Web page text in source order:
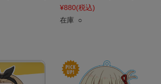
¥880(税込)
在庫 ○